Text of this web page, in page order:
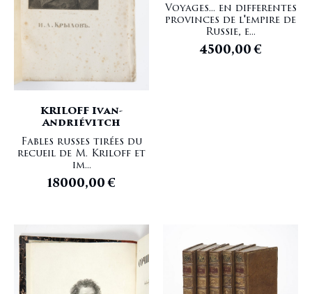
KRILOFF Ivan-
Andriévitch
Fables russes tirées du
recueil de M. Kriloff et
im...
18000,00€
Voyages... en differentes
provinces de l'empire de
Russie, e...
4500,00€